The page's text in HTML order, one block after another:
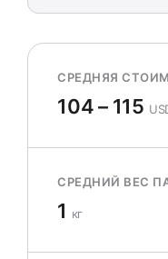
СРЕДНЯЯ
104 – 115
СРЕДНИЙ ВЕС
1 кг